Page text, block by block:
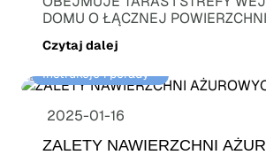
DOMU O ŁĄCZNEJ
Czytaj dalej
Instrukcje i porady⠀
2025-01-16
ZALETY NAWIERZCHNI